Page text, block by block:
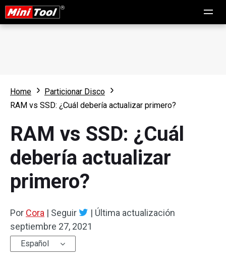
Home
Particionar Disco
RAM vs SSD: ¿Cuál debería actualizar primero?
RAM vs SSD: ¿Cuál
debería actualizar
primero?
Por Cora | Seguir | Última actualización
septiembre 27, 2021
Español